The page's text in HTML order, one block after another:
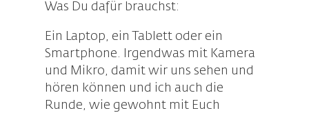
Was Du dafür brauchst:
Ein Laptop, ein Tablett oder ein
Smartphone. Irgendwas mit Kamera
und Mikro, damit wir uns sehen und
hören können und ich auch die
Runde, wie gewohnt mit Euch